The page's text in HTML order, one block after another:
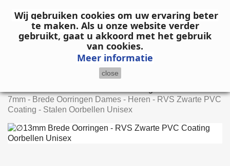

search
7mm - Brede Oorringen Dames - Heren - RVS Zwarte PVC
Coating - Stalen Oorbellen Unisex
Wij gebruiken cookies om uw ervaring beter
te maken. Als u onze website verder
gebruikt, gaat u akkoord met het gebruik
van cookies.
Meer informatie
close